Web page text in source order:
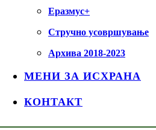
Еразмус+
Стручно усовршување
Архива 2018-2023
МЕНИ ЗА ИСХРАНА
КОНТАКТ